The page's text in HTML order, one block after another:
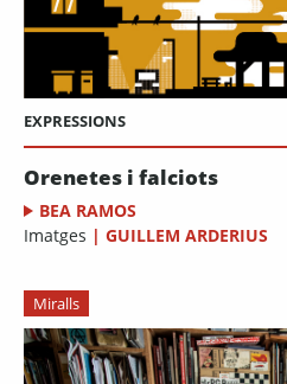
EXPRESSIONS
Orenetes i falciots
BEA RAMOS
Imatges | GUILLEM ARDERIUS
Miralls